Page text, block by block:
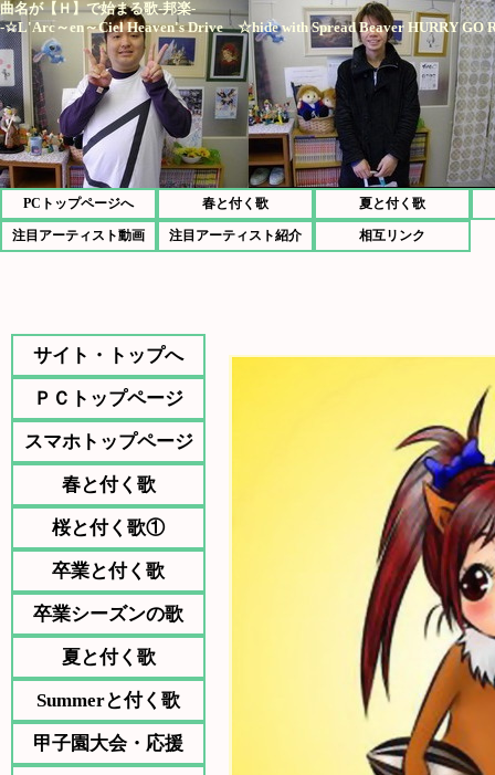
曲名が【Ｈ】で始まる歌-邦楽-
-☆L'Arc～en～Ciel Heaven's Drive ☆hide with Spread Beaver HURRY
PCトップページへ 春と付く歌 夏と付く歌
注目アーティスト動画 注目アーティスト紹介 相互リンク
サイト・トップへ
ＰＣトップページ
スマホトップページ
春と付く歌
桜と付く歌①
卒業と付く歌
卒業シーズンの歌
夏と付く歌
Summerと付く歌
甲子園大会・応援